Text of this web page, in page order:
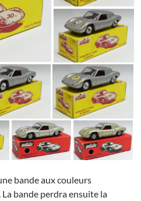
bande aux couleurs
bande perdra ensuite la